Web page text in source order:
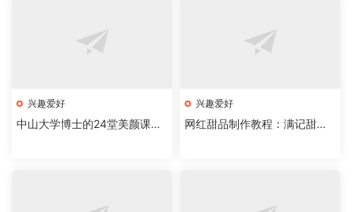
兴趣爱好
中山大学博士的24堂美颜课：
兴趣爱好
网红甜品制作教程：满记甜品